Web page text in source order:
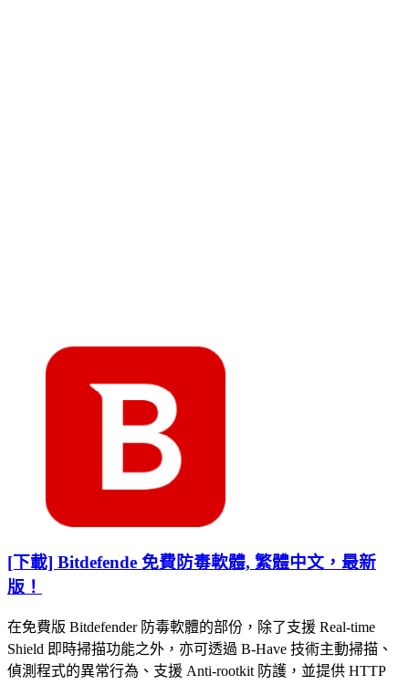
[下載] Bitdefende 免費防毒軟體, 繁體中文，最新
版！
在免費版 Bitdefender 防毒軟體的部份，除了支援 Real-time
Shield 即時掃描功能之外，亦可透過 B-Have 技術主動掃描、
偵測程式的異常行為、支援 Anti-rootkit 防護，並提供 HTTP